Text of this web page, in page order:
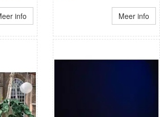
info Meer info